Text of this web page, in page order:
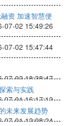
资 加速智慧便
07-02 15:49:26
07-02 15:47:44
07-02 18:38:47
索与实践
07-01 16:17:12
未来发展趋势
07-01 12:08:24